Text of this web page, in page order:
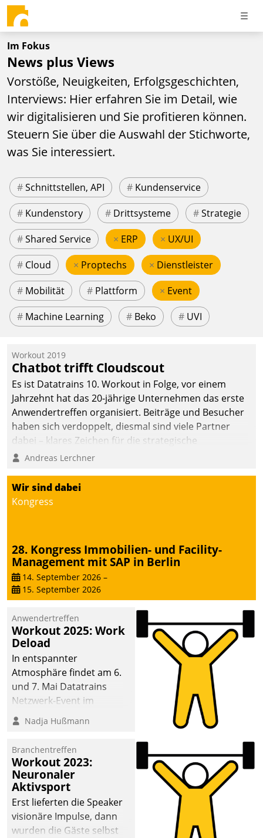
Im Fokus
News plus Views
Vorstöße, Neuigkeiten, Erfolgsgeschichten,
Interviews: Hier erfahren Sie im Detail, wie
wir digitalisieren und Sie profitieren können.
Steuern Sie über die Auswahl der Stichworte,
was Sie interessiert.
#Schnittstellen, API # Kundenservice
# Kundenstory # Drittsysteme #Strategie
#Shared Service × ERP × UX/UI
# Cloud × Proptechs × Dienstleister
# Mobilität # Plattform × Event
# Machine Learning # Beko # UVI
Workout 2019
Chatbot trifft Cloudscout
Es ist Datatrains 10. Workout in Folge, vor einem
Jahrzehnt hat das 20-jährige Unternehmen das erste
Anwendertreffen organisiert. Beiträge und Besucher
haben sich verdoppelt, diesmal sind viele Partner
dabei – klares Zeichen für die strategische
Fokussierung auf den Kunden.
Andreas Lerchner
Wir sind dabei
Kongress
28. Kongress Immobilien- und Facility-
Management mit SAP in Berlin
14. September 2026 –
15. September 2026
Anwendertreffen
Workout 2025: Work
Deload
In entspannter
Atmosphäre findet am 6.
und 7. Mai Datatrains
Netzwerk-Event im
Kunden- und Partnerkreis
statt. Zentrale Frage: Wie
Mammutprojekte
meistern und Workloads
wuppen – bei zunehmend
anspruchsvollen
Aufgaben und
abnehmendem
Nadja Hußmann
Branchentreffen
Workout 2023:
Neuronaler
Aktivsport
Erst lieferten die Speaker
visionäre Impulse, dann
wurden die Gäste selbst